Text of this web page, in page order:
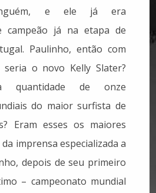
e ele já era
campeão já na etapa de
Paulinho, então com
seria o novo Kelly Slater?
quantidade de onze
do maior surfista de
Eram esses os maiores
imprensa especializada a
depois de seu primeiro
– campeonato mundial